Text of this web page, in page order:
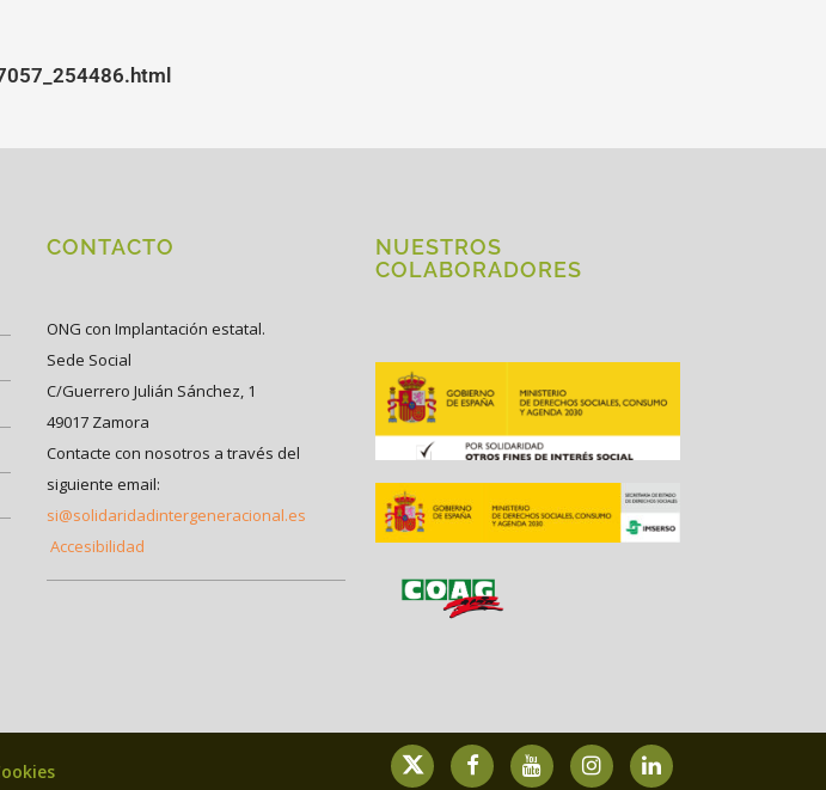
CONTACTO
ONG con Implantación estatal.
Sede Social
C/Guerrero Julián Sánchez, 1
49017 Zamora
Contacte con nosotros a través del
siguiente email:
si@solidaridadintergeneracional.es
Accesibilidad
NUESTROS
COLABORADORES